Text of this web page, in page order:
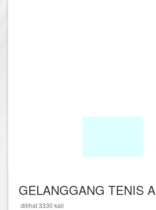
GELANGGANG TENIS A
dilihat 3330 kali